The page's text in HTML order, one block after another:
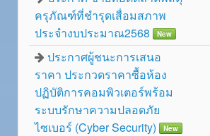
ครุภัณฑ์ที่ชำรุดเสื่อมสภาพ
ประจำงบประมาณ2568
New
ประกาศผู้ชนะการเสนอ
ราคา ประกวดราคาซื้อห้อง
ปฏิบัติการคอมพิวเตอร์พร้อม
ระบบรักษาความปลอดภัย
ไซเบอร์ (Cyber Security)
New